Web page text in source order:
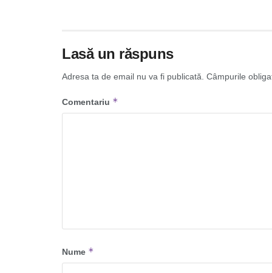
Lasă un răspuns
Adresa ta de email nu va fi publicată. Câmpurile
Comentariu *
Nume *